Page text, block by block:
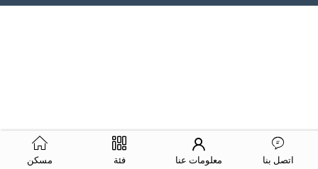
مسكن فئة معلومات عنا اتصل بنا